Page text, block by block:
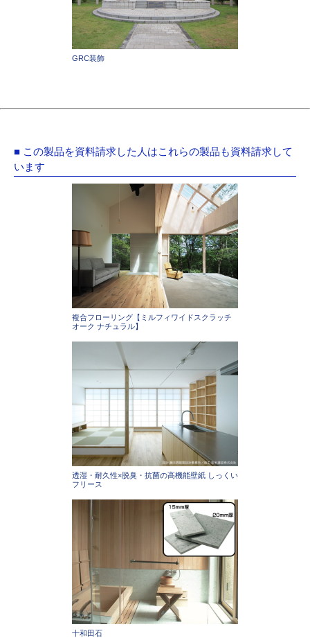
GRC装飾
■ この製品を資料請求した人はこれらの製品も資料請求して
います
複合フローリング【ミルフィワイドスクラッチ
オーク ナチュラル】
透湿・耐久性×脱臭・抗菌の高機能壁紙 しっくい
フリース
十和田石